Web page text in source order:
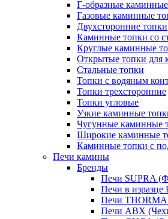
Г-образные
Газовые каминные
Двухсторонние топки
Каминные топки со
Круглые каминные
Открытые топки для
Стальные топки
Топки с водяным
Топки трехсторонние
Топки угловые
Узкие каминные
Чугунные каминные
Широкие каминные
Каминные топки с
Печи камины
Бренды
Печи SUPRA
Печи в
Печи THORMA
Печи ABX